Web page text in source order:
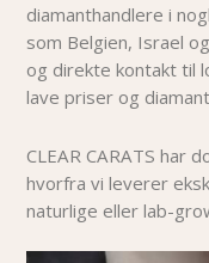
diamanthandlere i
som Belgien, Israel
og direkte kontakt til
lave priser og
CLEAR CARATS har
hvorfra vi leverer
naturlige eller lab-